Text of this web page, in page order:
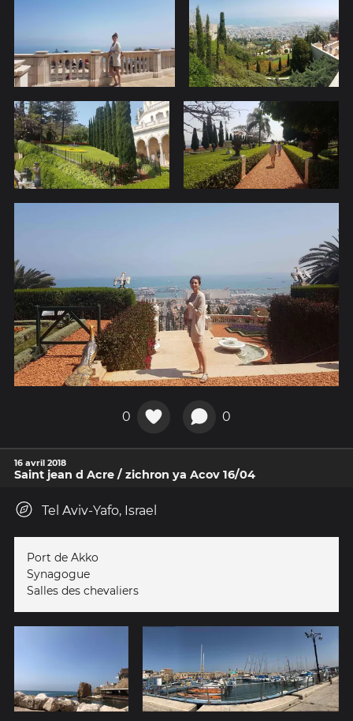
0 0
16 avril 2018
Saint jean d Acre / zichron ya Acov 16/04
Tel Aviv-Yafo, Israel
Port de Akko
Synagogue
Salles des chevaliers